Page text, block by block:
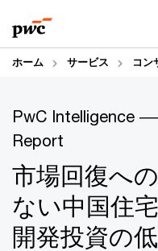
to
content
to
footer
ホーム サービス コン
PwC Intelligence
Report
市場回復へ
ない中国住
開発投資の